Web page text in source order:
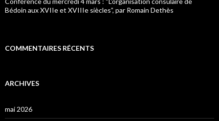
Bédoin aux XVIIe et XVIIIe siècles”, par Romain Dethès
COMMENTAIRES RÉCENTS
ARCHIVES
mai 2026